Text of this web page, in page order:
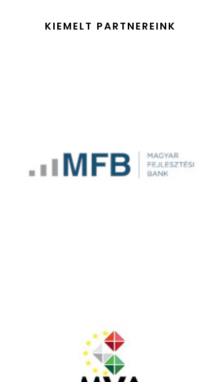
KIEMELT PARTNEREINK